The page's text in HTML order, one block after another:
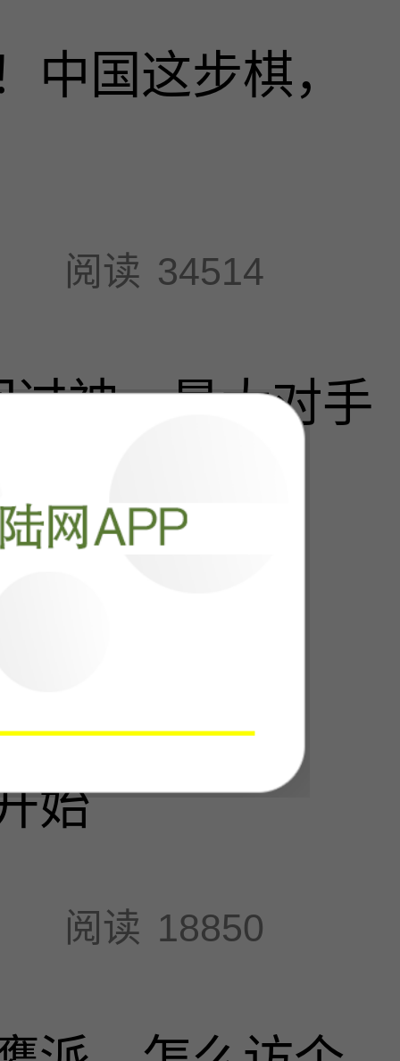
中国这步棋，
阅读 34514
神，最大对手
国直接上水
始
阅读 18850